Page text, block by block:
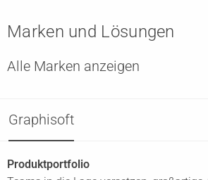
Marken und Lösungen
Alle Marken anzeigen
Graphisoft
Produktportfolio